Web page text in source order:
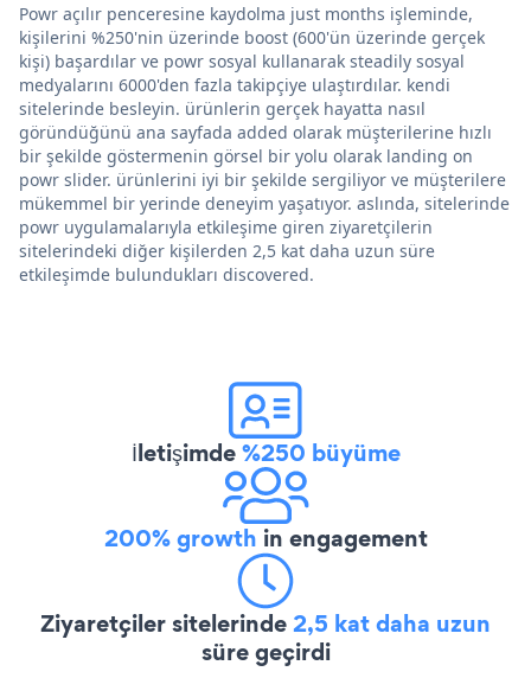
Powr açılır penceresine kaydolma just months işleminde,
kişilerini %250'nin üzerinde boost (600'ün üzerinde gerçek
kişi) başardılar ve powr sosyal kullanarak steadily sosyal
medyalarını 6000'den fazla takipçiye ulaştırdılar. kendi
sitelerinde besleyin. ürünlerin gerçek hayatta nasıl
göründüğünü ana sayfada added olarak müşterilerine hızlı
bir şekilde göstermenin görsel bir yolu olarak landing on
powr slider. ürünlerini iyi bir şekilde sergiliyor ve müşterilere
mükemmel bir yerinde deneyim yaşatıyor. aslında, sitelerinde
powr uygulamalarıyla etkileşime giren ziyaretçilerin
sitelerindeki diğer kişilerden 2,5 kat daha uzun süre
etkileşimde bulundukları discovered.
İletişimde%250 büyüme
200% growth in engagement
Ziyaretçiler sitelerinde2,5 kat daha uzun
süre geçirdi